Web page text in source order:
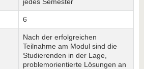
6
Nach der erfolgreichen
Teilnahme am Modul sind die
Studierenden in der Lage,
problemorientierte Lösungen an